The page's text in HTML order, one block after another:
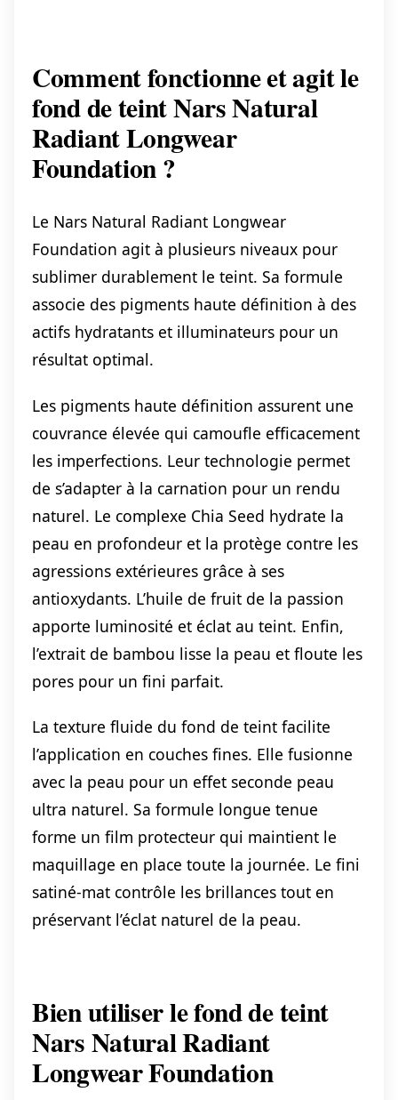
Comment fonctionne et agit le
fond de teint Nars Natural
Radiant Longwear
Foundation ?
Le Nars Natural Radiant Longwear
Foundation agit à plusieurs niveaux pour
sublimer durablement le teint. Sa formule
associe des pigments haute définition à des
actifs hydratants et illuminateurs pour un
résultat optimal.
Les pigments haute définition assurent une
couvrance élevée qui camoufle efficacement
les imperfections. Leur technologie permet
de s’adapter à la carnation pour un rendu
naturel. Le complexe Chia Seed hydrate la
peau en profondeur et la protège contre les
agressions extérieures grâce à ses
antioxydants. L’huile de fruit de la passion
apporte luminosité et éclat au teint. Enfin,
l’extrait de bambou lisse la peau et floute les
pores pour un fini parfait.
La texture fluide du fond de teint facilite
l’application en couches fines. Elle fusionne
avec la peau pour un effet seconde peau
ultra naturel. Sa formule longue tenue
forme un film protecteur qui maintient le
maquillage en place toute la journée. Le fini
satiné-mat contrôle les brillances tout en
préservant l’éclat naturel de la peau.
Bien utiliser le fond de teint
Nars Natural Radiant
Longwear Foundation